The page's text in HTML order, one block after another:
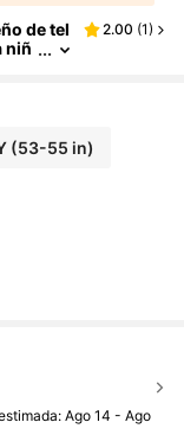
de tel
niñ
2.00 (1)
(53-55 in)
Ago 14 - Ago